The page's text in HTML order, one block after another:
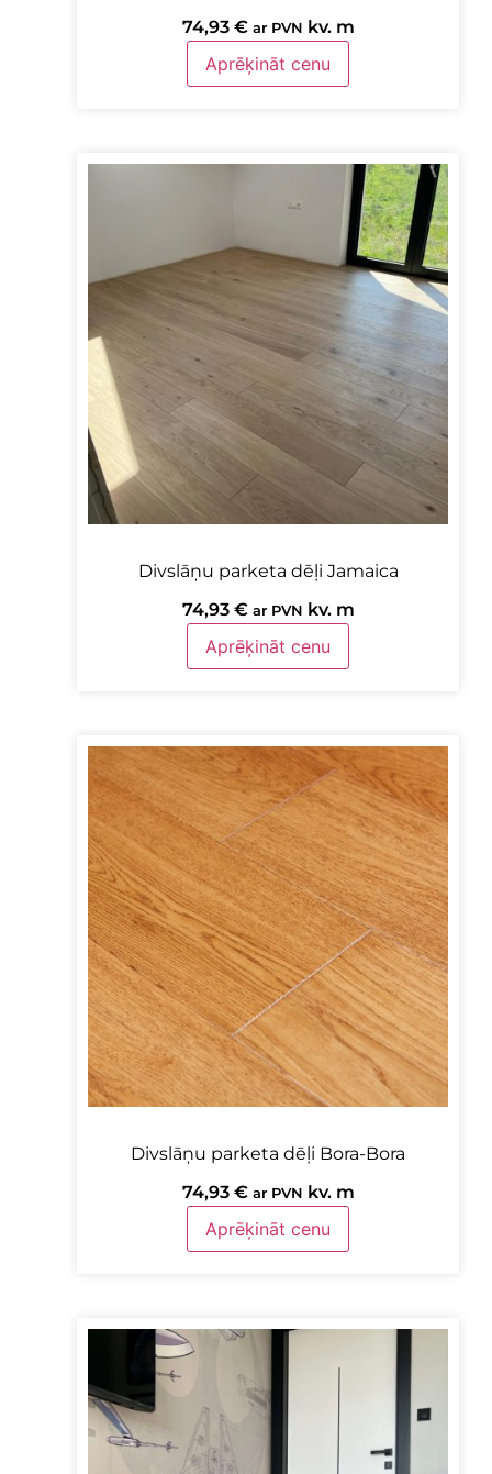
74,93 € ar PVN kv. m
Aprēķināt cenu
Divslāņu parketa dēļi Jamaica
74,93 € ar PVN kv. m
Aprēķināt cenu
Divslāņu parketa dēļi Bora-Bora
74,93 € ar PVN kv. m
Aprēķināt cenu